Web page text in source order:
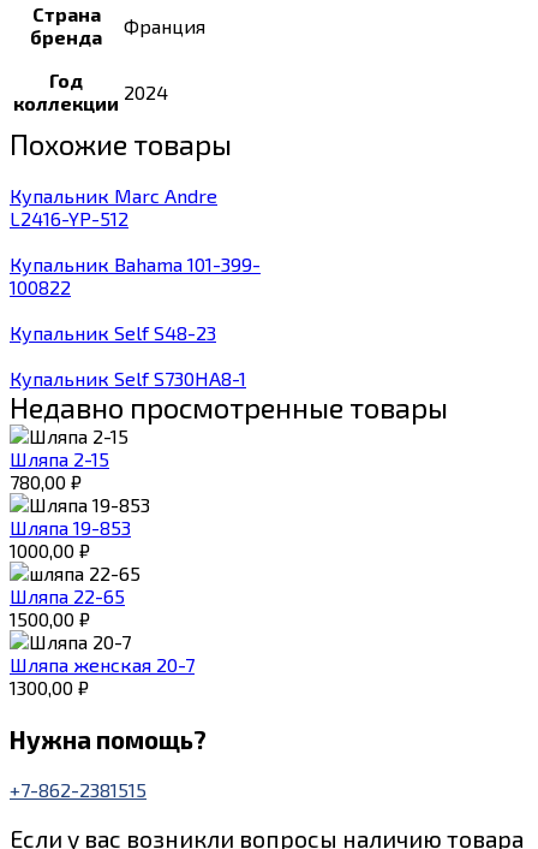
Страна
бренда
Франция
Год
коллекции 2024
Похожие товары
Купальник Marc Andre
L2416-YP-512
Купальник Bahama 101-399-
100822
Купальник Self S48-23
Купальник Self S730HA8-1
Недавно просмотренные товары
Шляпа 2-15
780,00 ₽
Шляпа 19-853
1000,00 ₽
Шляпа 22-65
1500,00 ₽
Шляпа женская 20-7
1300,00 ₽
Нужна помощь?
+7-862-2381515
Если у вас возникли вопросы наличию товара